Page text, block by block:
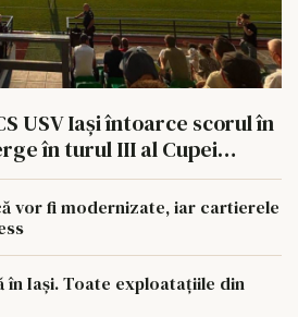
USV Iași întoarce scorul în
în turul III al Cupei
vor fi modernizate, iar cartierele
în Iași. Toate exploatațiile din